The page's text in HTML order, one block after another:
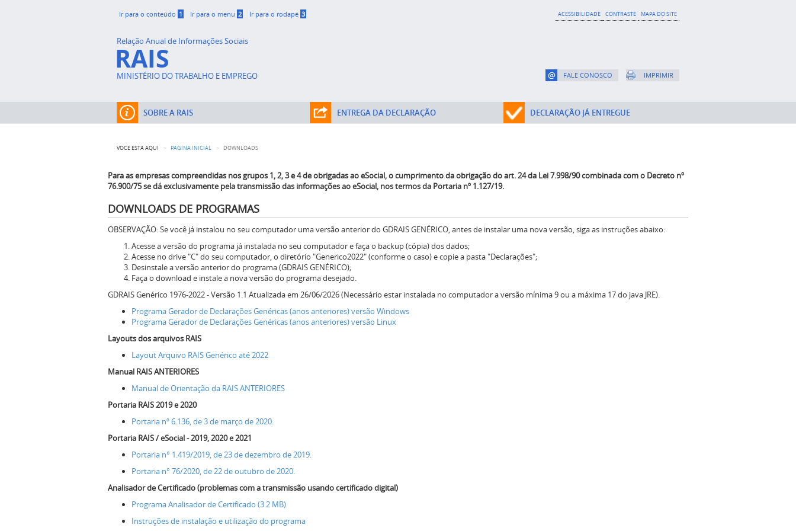
Ir para o conteúdo 1 Ir para o menu 2 Ir para o rodapé 3 ACESSIBILIDADE CONTRASTE MAPA DO SITE
Relação Anual de Informações Sociais
RAIS
MINISTÉRIO DO TRABALHO E EMPREGO FALE CONOSCO IMPRIMIR
SOBRE A RAIS ENTREGA DA DECLARAÇÃO DECLARAÇÃO JÁ ENTREGUE
VOCÊ ESTÁ AQUI PÁGINA INICIAL DOWNLOADS
Para as empresas compreendidas nos grupos 1, 2, 3 e 4 de obrigadas ao eSocial, o cumprimento da obrigação do art. 24 da Lei 7.998/90 combinada com o Decreto nº
76.900/75 se dá exclusivamente pela transmissão das informações ao eSocial, nos termos da Portaria nº 1.127/19.
DOWNLOADS DE PROGRAMAS
OBSERVAÇÃO: Se você já instalou no seu computador uma versão anterior do GDRAIS GENÉRICO, antes de instalar uma nova versão, siga as instruções abaixo:
Acesse a versão do programa já instalada no seu computador e faça o backup (cópia) dos dados;
Acesse no drive "C" do seu computador, o diretório "Generico2022" (conforme o caso) e copie a pasta "Declarações";
Desinstale a versão anterior do programa (GDRAIS GENÉRICO);
Faça o download e instale a nova versão do programa desejado.
GDRAIS Genérico 1976-2022 - Versão 1.1 Atualizada em 26/06/2026 (Necessário estar instalada no computador a versão mínima 9 ou a máxima 17 do java JRE).
Programa Gerador de Declarações Genéricas (anos anteriores) versão Windows
Programa Gerador de Declarações Genéricas (anos anteriores) versão Linux
Layouts dos arquivos RAIS
Layout Arquivo RAIS Genérico até 2022
Manual RAIS ANTERIORES
Manual de Orientação da RAIS ANTERIORES
Portaria RAIS 2019 e 2020
Portaria nº 6.136, de 3 de março de 2020.
Portaria RAIS / eSocial - 2019, 2020 e 2021
Portaria n° 1.419/2019, de 23 de dezembro de 2019.
Portaria n° 76/2020, de 22 de outubro de 2020.
Analisador de Certificado (problemas com a transmissão usando certificado digital)
Programa Analisador de Certificado (3.2 MB)
Instruções de instalação e utilização do programa